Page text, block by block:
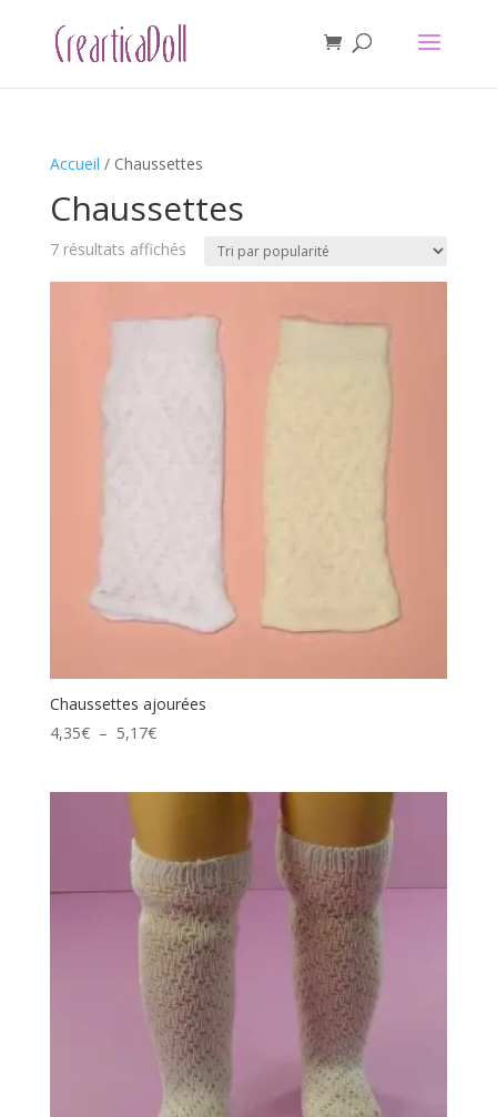
Accueil / Chaussettes
Chaussettes
7 résultats affichésTrié
Chaussettes ajourées
4,35€ – 5,17€Plage
5,17€